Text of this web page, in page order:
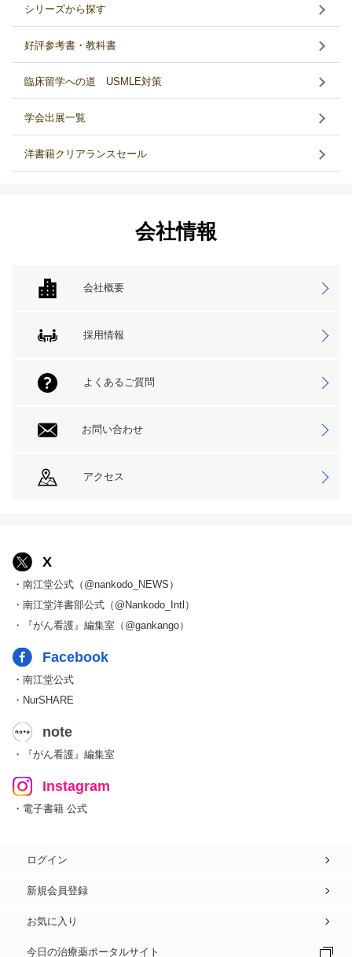
シリーズから探す
好評参考書・教科書
臨床留学への道 USMLE対策
学会出展一覧
洋書籍クリアランスセール
会社情報
会社概要
採用情報
よくあるご質問
お問い合わせ
アクセス
X
・南江堂公式（@nankodo_NEWS）
・南江堂洋書部公式（@Nankodo_Intl）
・『がん看護』編集室（@gankango）
Facebook
・南江堂公式
・NurSHARE
note
・『がん看護』編集室
Instagram
・電子書籍 公式
ログイン
新規会員登録
お気に入り
今日の治療薬ポータルサイト